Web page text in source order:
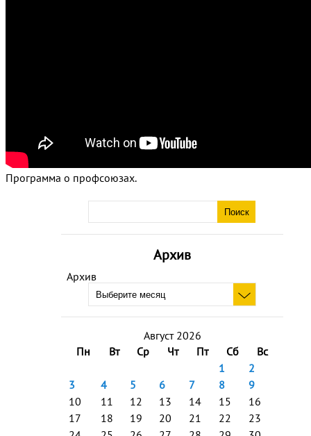
Архив
Архив
Август 2026
Пн
Вт Ср Чт Пт Сб
Вс
1
2
3
4 5 6 7 8
9
10
11 12 13 14 15
16
17
18 19 20 21 22
23
Программа о профсоюзах.